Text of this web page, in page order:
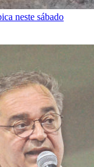
neste sábado